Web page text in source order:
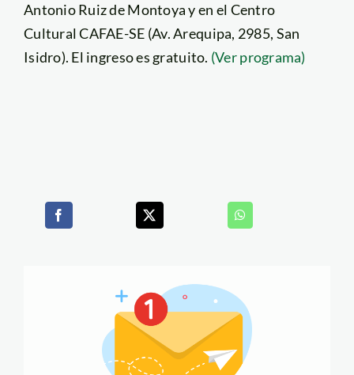
Antonio Ruiz de Montoya y en el Centro
Cultural CAFAE-SE (Av. Arequipa, 2985, San
Isidro). El ingreso es gratuito. (Ver programa)